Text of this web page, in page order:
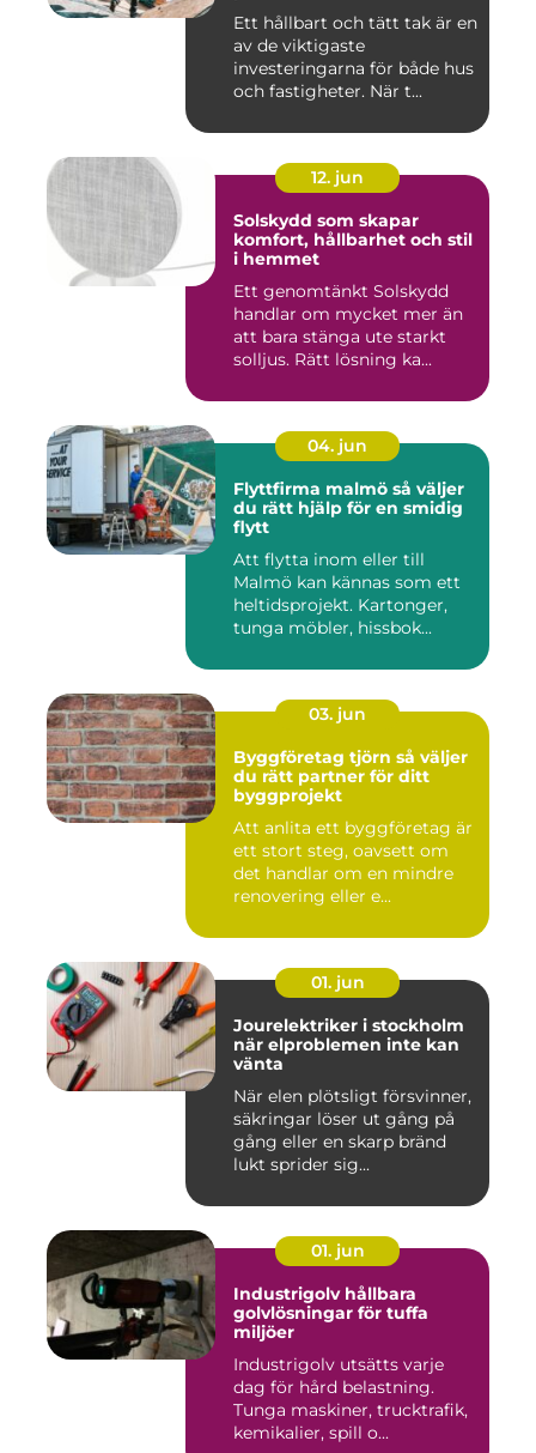
Ett hållbart och tätt tak är en
av de viktigaste
investeringarna för både hus
och fastigheter. När t...
12. jun
Solskydd som skapar
komfort, hållbarhet och stil
i hemmet
Ett genomtänkt Solskydd
handlar om mycket mer än
att bara stänga ute starkt
solljus. Rätt lösning ka...
04. jun
Flyttfirma malmö så väljer
du rätt hjälp för en smidig
flytt
Att flytta inom eller till
Malmö kan kännas som ett
heltidsprojekt. Kartonger,
tunga möbler, hissbok...
03. jun
Byggföretag tjörn så väljer
du rätt partner för ditt
byggprojekt
Att anlita ett byggföretag är
ett stort steg, oavsett om
det handlar om en mindre
renovering eller e...
01. jun
Jourelektriker i stockholm
när elproblemen inte kan
vänta
När elen plötsligt försvinner,
säkringar löser ut gång på
gång eller en skarp bränd
lukt sprider sig...
01. jun
Industrigolv hållbara
golvlösningar för tuffa
miljöer
Industrigolv utsätts varje
dag för hård belastning.
Tunga maskiner, trucktrafik,
kemikalier, spill o...